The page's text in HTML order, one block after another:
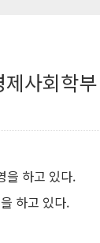
사회학
하고 있다.